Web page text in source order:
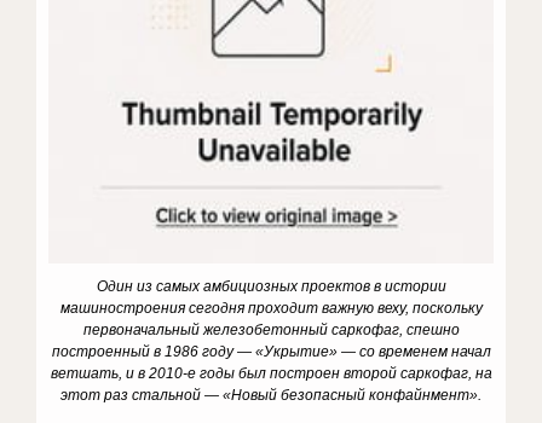
Один из самых амбициозных проектов в истории
машиностроения сегодня проходит важную веху, поскольку
первоначальный железобетонный саркофаг, спешно
построенный в 1986 году — «Укрытие» — со временем начал
ветшать, и в 2010-е годы был построен второй саркофаг, на
этот раз стальной — «Новый безопасный конфайнмент».